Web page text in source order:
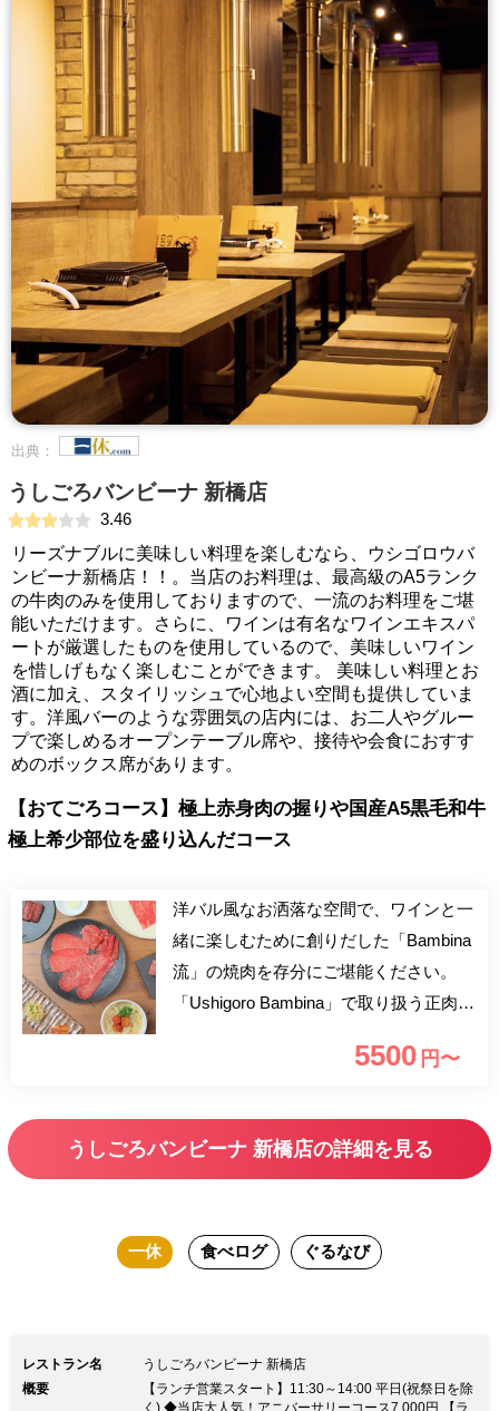
出典：
うしごろバンビーナ 新橋店
3.46
リーズナブルに美味しい料理を楽しむなら、ウシゴロウバ
ンビーナ新橋店！！。当店のお料理は、最高級のA5ランク
の牛肉のみを使用しておりますので、一流のお料理をご堪
能いただけます。さらに、ワインは有名なワインエキスパ
ートが厳選したものを使用しているので、美味しいワイン
を惜しげもなく楽しむことができます。 美味しい料理とお
酒に加え、スタイリッシュで心地よい空間も提供していま
す。洋風バーのような雰囲気の店内には、お二人やグルー
プで楽しめるオープンテーブル席や、接待や会食におすす
めのボックス席があります。
【おてごろコース】極上赤身肉の握りや国産A5黒毛和牛
極上希少部位を盛り込んだコース
洋バル風なお洒落な空間で、ワインと一
緒に楽しむために創りだした「Bambina
流」の焼肉を存分にご堪能ください。
「Ushigoro Bambina」で取り扱う正肉は
中でも最高級とされるA5ランクのみを使
が良く合います。どうぞごゆっくりお楽
しみくださいませ。
5500 円〜
うしごろバンビーナ 新橋店の詳細を見る
一休 食べログ ぐるなび
レストラン名
うしごろバンビーナ 新橋店
概要
【ランチ営業スタート】11:30～14:00 平日(祝祭日を除
く) ◆当店大人気！アニバーサリーコース7,000円 【ラ